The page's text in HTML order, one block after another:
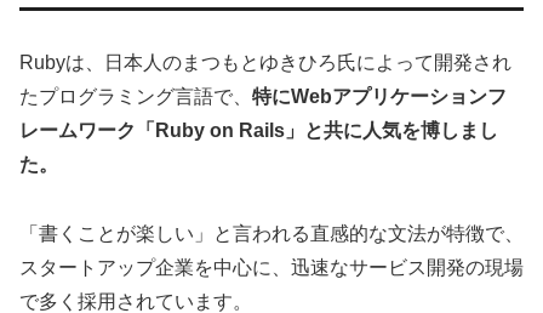
Rubyは、日本人のまつもとゆきひろ氏によって開発され
たプログラミング言語で、 特にWebアプリケーションフ
レームワーク「Ruby on Rails」と共に人気を博しまし
た。
「書くことが楽しい」と言われる直感的な文法が特徴で、
スタートアップ企業を中心に、迅速なサービス開発の現場
で多く採用されています。